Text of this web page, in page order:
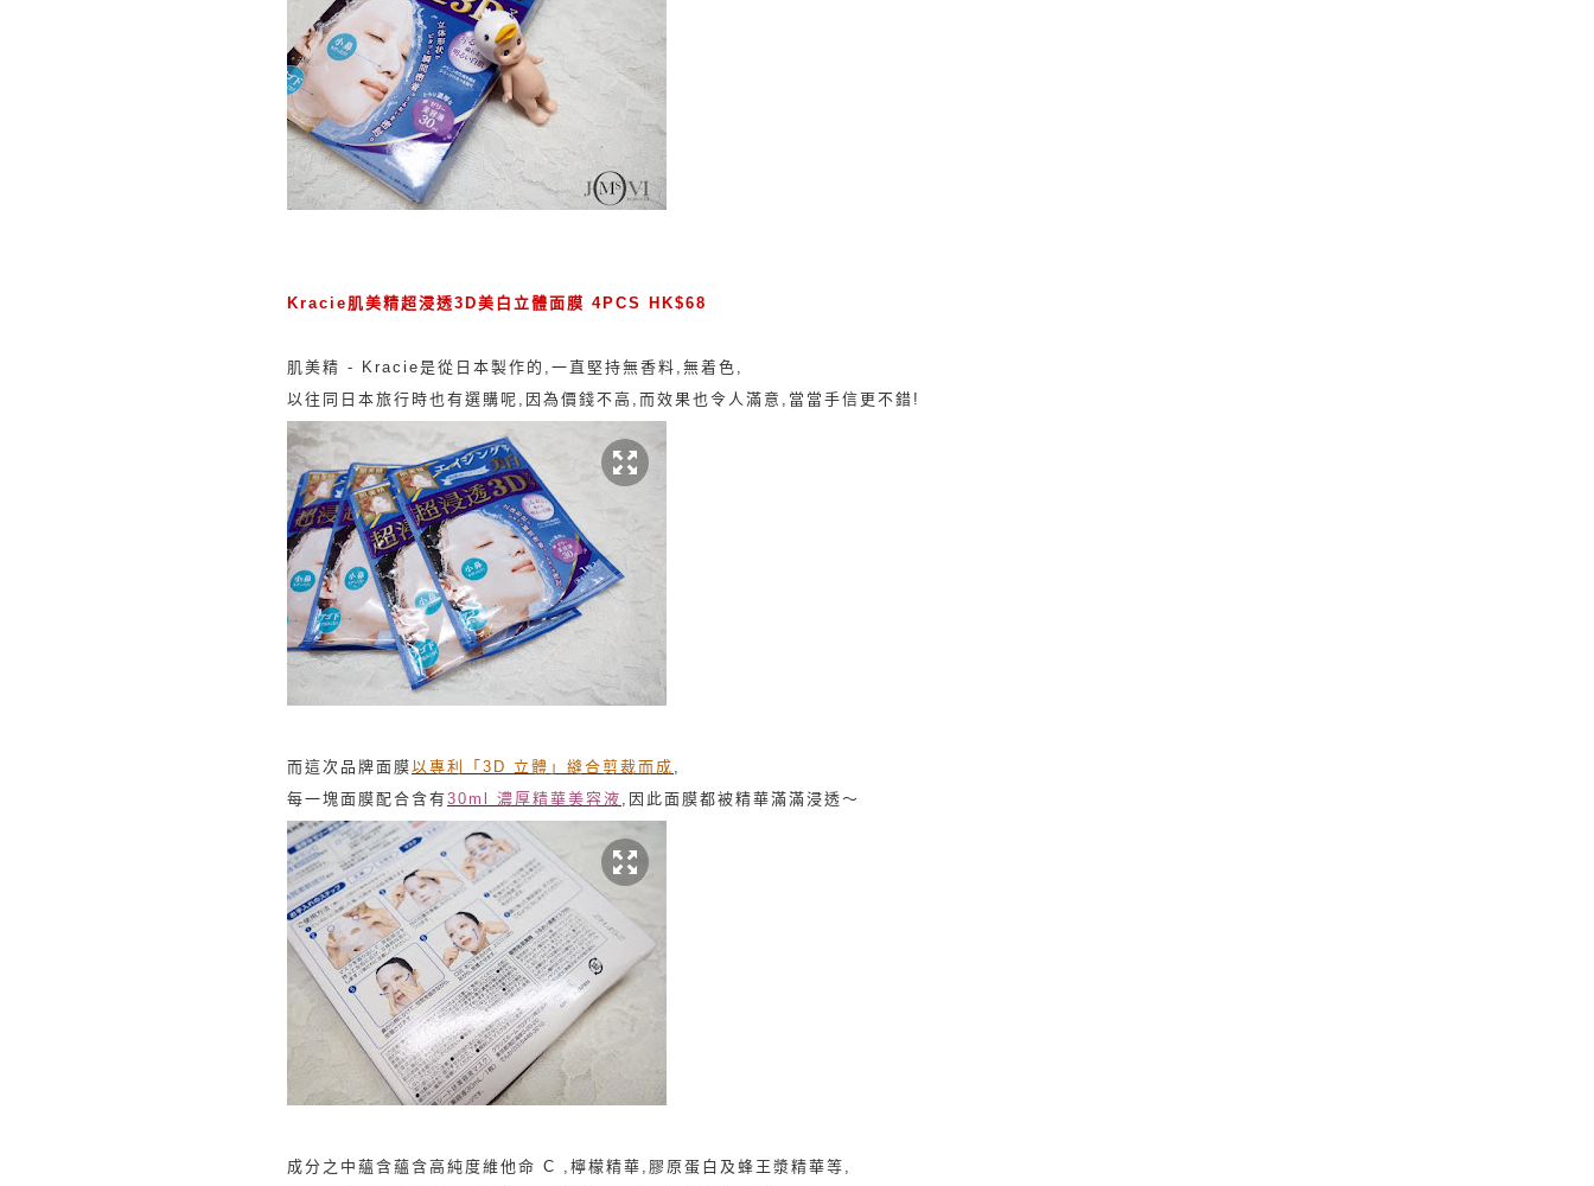
Kracie肌美精超浸透3D美白立體面膜 4PCS HK$68
肌美精 - Kracie是從日本製作的, 一直堅持無香料,無着色,
以往同日本旅行時也有選購呢,因為價錢不高,而效果也令人滿意,當當手信更不錯!
而這次品牌面膜以 專利 「 3D 立體 」縫合剪裁而成 ,
每一塊面膜配合含有30ml 濃厚精華美容液 ,因此面膜都被精華滿滿浸透～
成分之中蘊含蘊含高純度維他命 C , 檸檬精華, 膠原蛋白及蜂王漿精華等,